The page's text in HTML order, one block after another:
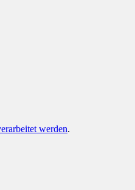
werden.